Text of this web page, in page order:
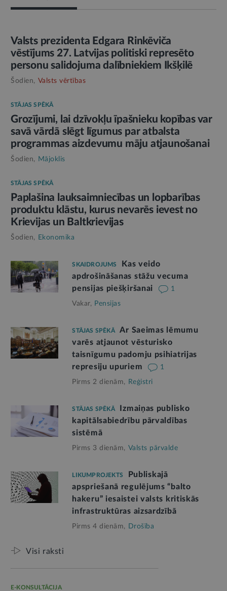
AMATPERSONAS RUNA
Valsts prezidenta Edgara Rinkēviča
vēstījums 27. Latvijas politiski represēto
personu salidojuma dalībniekiem Ikšķilē
Šodien, Valsts vērtības
STĀJAS SPĒKĀ
Grozījumi, lai dzīvokļu īpašnieku kopības var
savā vārdā slēgt līgumus par atbalsta
programmas aizdevumu māju atjaunošanai
Šodien, Mājoklis
STĀJAS SPĒKĀ
Paplašina lauksaimniecības un lopbarības
produktu klāstu, kurus nevarēs ievest no
Krievijas un Baltkrievijas
Šodien, Ekonomika
SKAIDROJUMS
Kas veido
apdrošināšanas stāžu vecuma
pensijas piešķiršanai
1
Vakar, Pensijas
STĀJAS SPĒKĀ
Ar Saeimas lēmumu
varēs atjaunot vēsturisko
taisnīgumu padomju psihiatrijas
represiju upuriem
1
Pirms 2 dienām, Reģistri
STĀJAS SPĒKĀ
Izmaiņas publisko
kapitālsabiedrību pārvaldības
sistēmā
Pirms 3 dienām, Valsts pārvalde
LIKUMPROJEKTS
Publiskajā
apspriešanā regulējums “balto
hakeru” iesaistei valsts kritiskās
infrastruktūras aizsardzībā
Pirms 4 dienām, Drošība
Visi raksti
E-KONSULTĀCIJA